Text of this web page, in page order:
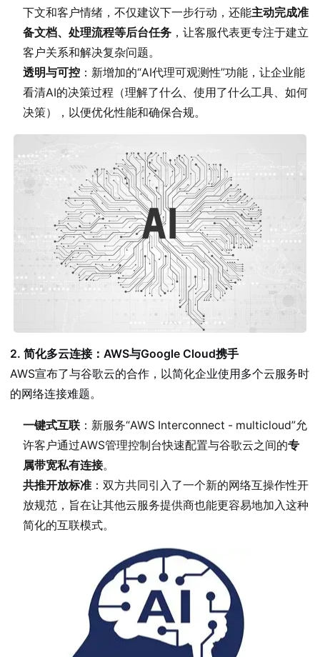
下文和客户情绪，不仅建议下一步行动，还能主动完成准
备文档、处理流程等后台任务 ，让客服代表更专注于建立
客户关系和解决复杂问题。
透明与可控 ：新增加的“AI代理可观测性”功能，让企业能
看清AI的决策过程（理解了什么、使用了什么工具、如何
决策），以便优化性能和确保合规。
2. 简化多云连接：AWS与Google Cloud携手
AWS宣布了与谷歌云的合作，以简化企业使用多个云服务时
的网络连接难题。
一键式互联 ：新服务“AWS Interconnect - multicloud”允
许客户通过AWS管理控制台快速配置与谷歌云之间的专
属带宽私有连接。
共推开放标准 ：双方共同引入了一个新的网络互操作性开
放规范，旨在让其他云服务提供商也能更容易地加入这种
简化的互联模式。